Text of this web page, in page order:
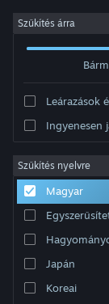
Bejelentkezés
Névjegy
Támogatás
Nyelvváltás
A Steam
Szűkítés árra
Leárazások
Ingyenesen
Szűkítés nyelvre
Magyar
Japán
Koreai
Kiadó: Botan
Rendezés
1 eredmény felel
beállításaid alapján.